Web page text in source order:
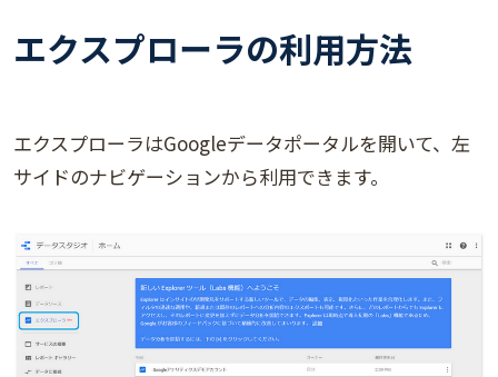
エクスプローラの利用方法
エクスプローラはGoogleデータポータルを開いて、左
サイドのナビゲーションから利用できます。